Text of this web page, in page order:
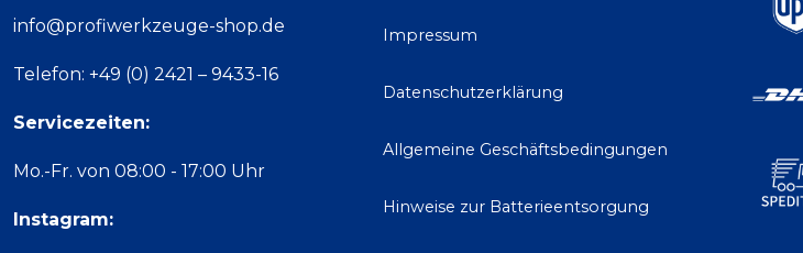
info@profiwerkzeuge-shop.de
Telefon: +49 (0) 2421 – 9433-16
Servicezeiten:
Mo.-Fr. von 08:00 - 17:00 Uhr
Instagram:
Impressum
Datenschutzerklärung
Allgemeine Geschäftsbedingungen
Hinweise zur Batterieentsorgung